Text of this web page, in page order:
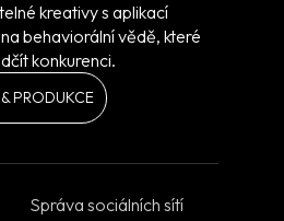
kreativy s aplikací
behaviorální vědě, které
konkurenci.
PRODUKCE
Správa sociálních sítí